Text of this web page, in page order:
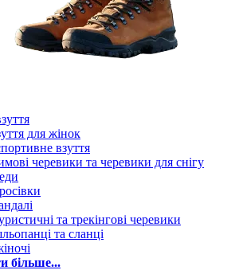
для жінок
взуття
черевики та черевики для снігу
та трекінгові черевики
та сланці
більше...